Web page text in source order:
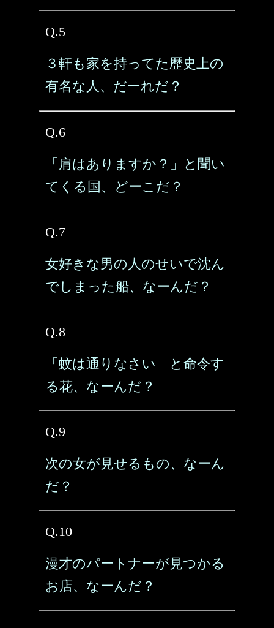
Q.5
３軒も家を持ってた歴史上の
有名な人、だーれだ？
Q.6
「肩はありますか？」と聞い
てくる国、どーこだ？
Q.7
女好きな男の人のせいで沈ん
でしまった船、なーんだ？
Q.8
「蚊は通りなさい」と命令す
る花、なーんだ？
Q.9
次の女が見せるもの、なーん
だ？
Q.10
漫才のパートナーが見つかる
お店、なーんだ？